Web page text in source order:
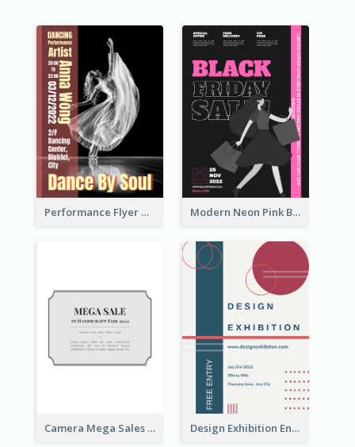
Performance Flyer With Monochrome Photo Modern Neon Pink Black Friday Shopping Sale Day Flyer
Camera Mega Sales Flyer Design Exhibition Entry Flyer